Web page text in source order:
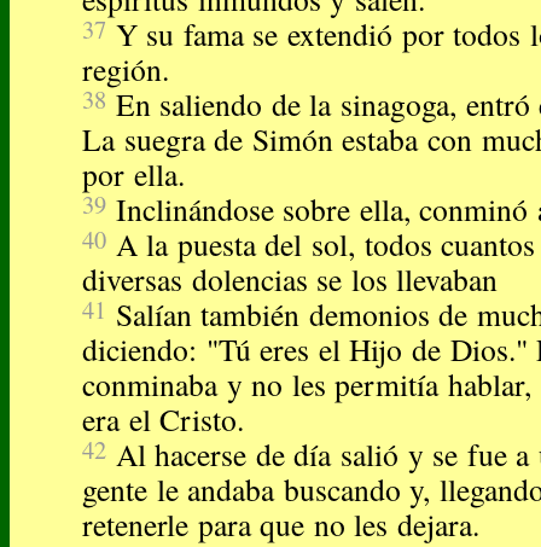
37 Y su fama se extendió por todos
región.
38 En saliendo de la sinagoga,
La suegra de Simón estaba con
por ella.
39 Inclinándose sobre ella, conminó
40 A la puesta del sol, todos
diversas dolencias se los llevaban
41 Salían también demonios de
diciendo: "Tú eres el Hijo de Dios."
conminaba y no les permitía
era el Cristo.
42 Al hacerse de día salió y se fue
gente le andaba buscando y,
retenerle para que no les dejara.